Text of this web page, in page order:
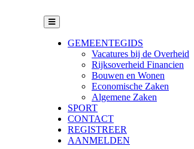
GEMEENTEGIDS
Vacatures bij de Overheid
Rijksoverheid Financien
Bouwen en Wonen
Economische Zaken
Algemene Zaken
SPORT
CONTACT
REGISTREER
AANMELDEN